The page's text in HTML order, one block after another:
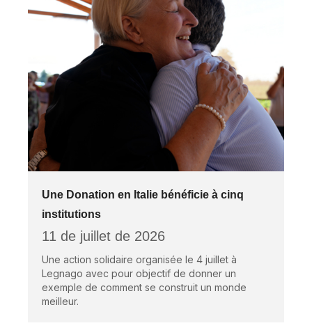
Une Donation en Italie bénéficie à cinq
institutions
11 de juillet de 2026
Une action solidaire organisée le 4 juillet à
Legnago avec pour objectif de donner un
exemple de comment se construit un monde
meilleur.